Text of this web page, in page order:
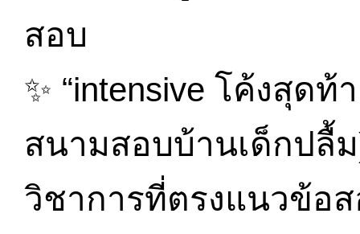
สอบ
✨ “intensive โค้งสุด
สนามสอบบ้านเด็กปลื้
วิชาการที่ตรงแนวข้อ